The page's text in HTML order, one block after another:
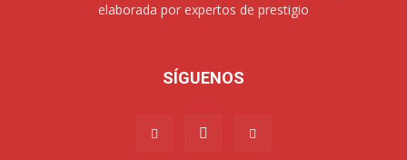
elaborada por expertos de prestigio
SÍGUENOS